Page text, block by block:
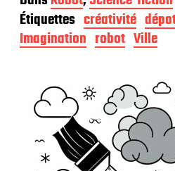
t
e
d
e
Étiquettes créativité
Imagination robot Ville